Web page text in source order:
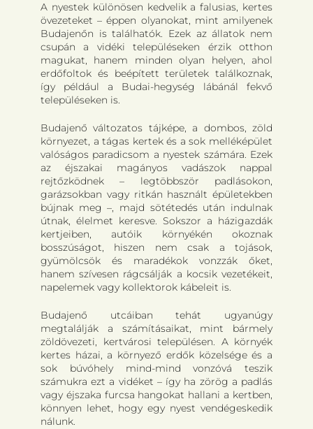
A nyestek különösen kedvelik a falusias, kertes
övezeteket – éppen olyanokat, mint amilyenek
Budajenőn is találhatók. Ezek az állatok nem
csupán a vidéki településeken érzik otthon
magukat, hanem minden olyan helyen, ahol
erdőfoltok és beépített területek találkoznak,
így például a Budai-hegység lábánál fekvő
településeken is.
Budajenő változatos tájképe, a dombos, zöld
környezet, a tágas kertek és a sok melléképület
valóságos paradicsom a nyestek számára. Ezek
az éjszakai magányos vadászok nappal
rejtőzködnek – legtöbbször padlásokon,
garázsokban vagy ritkán használt épületekben
bújnak meg –, majd sötétedés után indulnak
útnak, élelmet keresve. Sokszor a házigazdák
kertjeiben, autóik környékén okoznak
bosszúságot, hiszen nem csak a tojások,
gyümölcsök és maradékok vonzzák őket,
hanem szívesen rágcsálják a kocsik vezetékeit,
napelemek vagy kollektorok kábeleit is.
Budajenő utcáiban tehát ugyanúgy
megtalálják a számításaikat, mint bármely
zöldövezeti, kertvárosi településen. A környék
kertes házai, a környező erdők közelsége és a
sok búvóhely mind-mind vonzóvá teszik
számukra ezt a vidéket – így ha zörög a padlás
vagy éjszaka furcsa hangokat hallani a kertben,
könnyen lehet, hogy egy nyest vendégeskedik
nálunk.